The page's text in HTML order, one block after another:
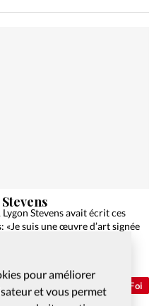
pour améliorer
et vous permet
Foi
Stevens avait écrit ces
suis une œuvre d’art signée
inachevée; en fait il vient à
Abonnés